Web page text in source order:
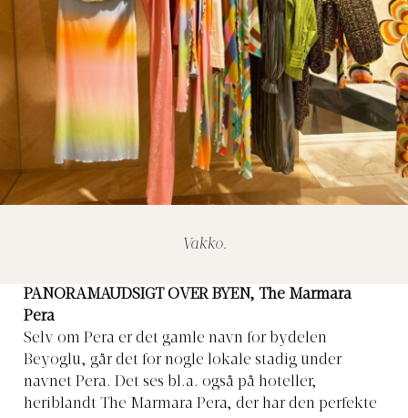
Vakko.
PANORAMAUDSIGT OVER BYEN, The Marmara
Pera
Selv om Pera er det gamle navn for bydelen
Beyoglu, går det for nogle lokale stadig under
navnet Pera. Det ses bl.a. også på hoteller,
heriblandt The Marmara Pera, der har den perfekte